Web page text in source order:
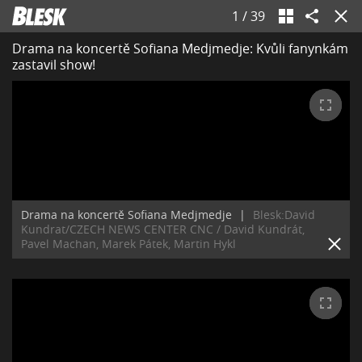
1 /39
Drama na koncertě Sofiana Medjmedje: Kvůli fanynkám
zastavil show!
Drama na koncertě Sofiana Medjmedje |
Blesk:David
Kundrat/CZECH NEWS CENTER CNC / David Kundrát,
Pavel Machan, Marek Pátek, Martin Hykl